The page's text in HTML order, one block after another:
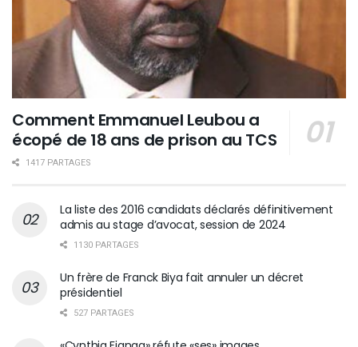
Comment Emmanuel Leubou a
écopé de 18 ans de prison au TCS
1417 PARTAGES
La liste des 2016 candidats déclarés définitivement
admis au stage d’avocat, session de 2024
1130 PARTAGES
Un frère de Franck Biya fait annuler un décret
présidentiel
527 PARTAGES